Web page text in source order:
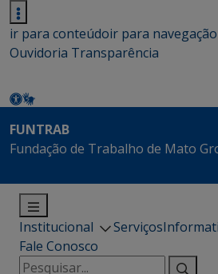
ir para conteúdoir para navegação
Ouvidoria Transparência
FUNTRAB
Fundação de Trabalho de Mato
Institucional Serviços
Fale Conosco
Pesquisar